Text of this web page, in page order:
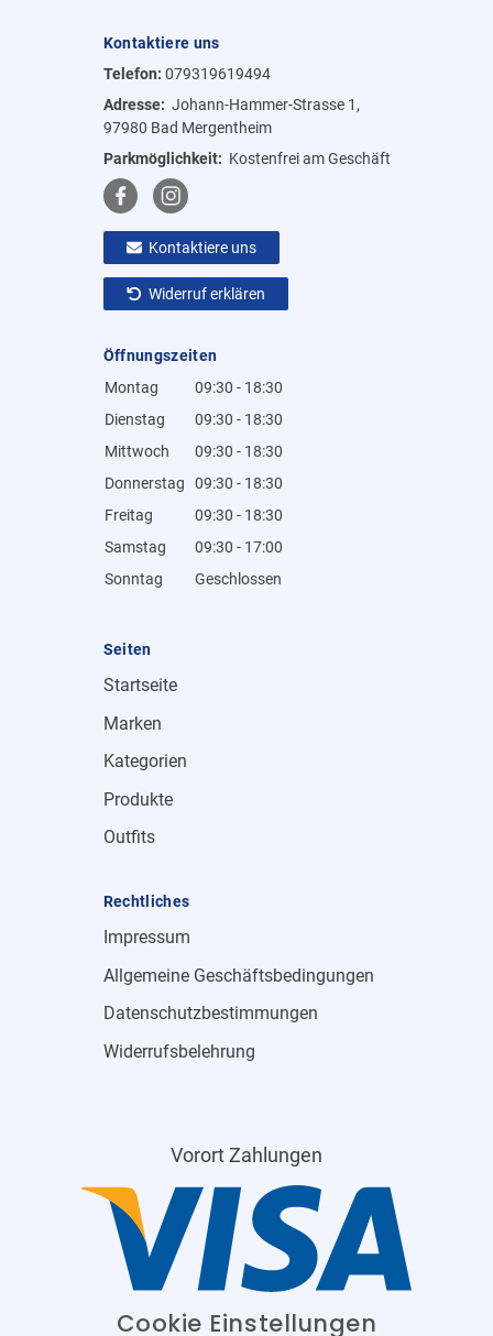
Kontaktiere uns
Telefon: 079319619494
Adresse: Johann-Hammer-Strasse 1,
97980 Bad Mergentheim
Parkmöglichkeit: Kostenfrei am Geschäft
Kontaktiere uns
Widerruf erklären
Öffnungszeiten
Montag
09:30 - 18:30
Dienstag
09:30 - 18:30
Mittwoch
09:30 - 18:30
Donnerstag
09:30 - 18:30
Freitag
09:30 - 18:30
Samstag
09:30 - 17:00
Sonntag
Geschlossen
Seiten
Startseite
Marken
Kategorien
Produkte
Outfits
Rechtliches
Impressum
Allgemeine Geschäftsbedingungen
Datenschutzbestimmungen
Widerrufsbelehrung
Vorort Zahlungen
Cookie Einstellungen